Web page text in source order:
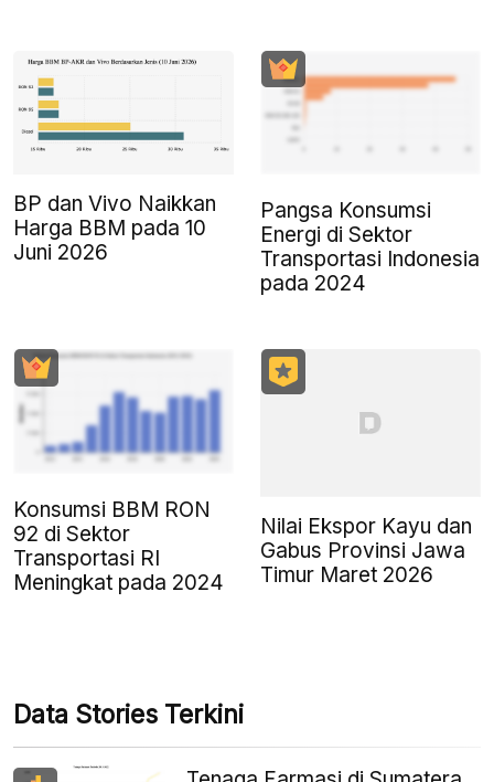
BP dan Vivo Naikkan
Harga BBM pada 10
Juni 2026
Pangsa Konsumsi
Energi di Sektor
Transportasi Indonesia
pada 2024
Konsumsi BBM RON
92 di Sektor
Transportasi RI
Meningkat pada 2024
Nilai Ekspor Kayu dan
Gabus Provinsi Jawa
Timur Maret 2026
Data Stories Terkini